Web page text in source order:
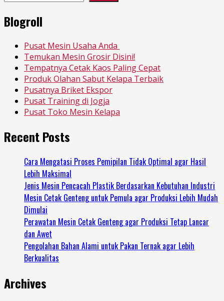
Blogroll
Pusat Mesin Usaha Anda
Temukan Mesin Grosir Disini!
Tempatnya Cetak Kaos Paling Cepat
Produk Olahan Sabut Kelapa Terbaik
Pusatnya Briket Ekspor
Pusat Training di Jogja
Pusat Toko Mesin Kelapa
Recent Posts
Cara Mengatasi Proses Pemipilan Tidak Optimal agar Hasil
Lebih Maksimal
Jenis Mesin Pencacah Plastik Berdasarkan Kebutuhan Industri
Mesin Cetak Genteng untuk Pemula agar Produksi Lebih Mudah
Dimulai
Perawatan Mesin Cetak Genteng agar Produksi Tetap Lancar
dan Awet
Pengolahan Bahan Alami untuk Pakan Ternak agar Lebih
Berkualitas
Archives